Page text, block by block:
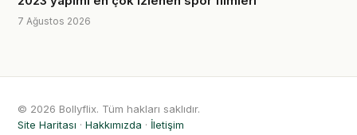
7 Ağustos 2026
© 2026 Bollyflix. Tüm hakları saklıdır.
Site Haritası · Hakkımızda · İletişim